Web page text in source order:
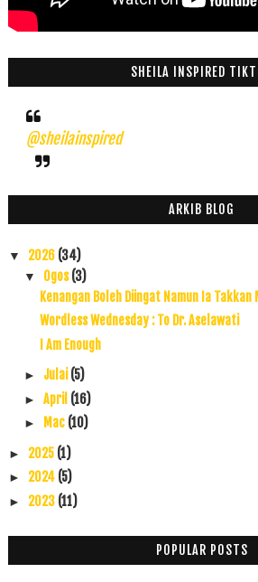
SHEILA INSPIRED
@sheilainspired
ARKIB BLOG
▼ 2026 (34)
▼ Ogos(3)
Kenangan Boleh Diingat Namun Ia Takkan
Wordless Wednesday : To Dr. Aselawati
I Am Enough
► Julai(5)
► April (16)
► Mac (10)
► 2025 (1)
► 2024 (5)
► 2023 (11)
POPULAR POSTS